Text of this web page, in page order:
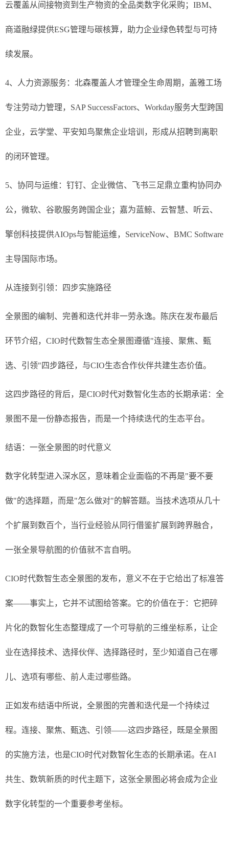
云覆盖从间接物资到生产物资的全品类数字化采购；IBM、
商道融绿提供ESG管理与碳核算，助力企业绿色转型与可持
续发展。
4、人力资源服务：北森覆盖人才管理全生命周期，盖雅工场
专注劳动力管理，SAP SuccessFactors、Workday服务大型跨国
企业，云学堂、平安知鸟聚焦企业培训，形成从招聘到离职
的闭环管理。
5、协同与运维：钉钉、企业微信、飞书三足鼎立重构协同办
公，微软、谷歌服务跨国企业；嘉为蓝鲸、云智慧、听云、
擎创科技提供AIOps与智能运维，ServiceNow、BMC Software
主导国际市场。
从连接到引领：四步实施路径
全景图的编制、完善和迭代并非一劳永逸。陈庆在发布最后
环节介绍，CIO时代数智生态全景图遵循"连接、聚焦、甄
选、引领"四步路径，与CIO生态合作伙伴共建生态价值。
这四步路径的背后，是CIO时代对数智化生态的长期承诺：全
景图不是一份静态报告，而是一个持续迭代的生态平台。
结语：一张全景图的时代意义
数字化转型进入深水区，意味着企业面临的不再是"要不要
做"的选择题，而是"怎么做对"的解答题。当技术选项从几十
个扩展到数百个，当行业经验从同行借鉴扩展到跨界融合，
一张全景导航图的价值就不言自明。
CIO时代数智生态全景图的发布，意义不在于它给出了标准答
案——事实上，它并不试图给答案。它的价值在于：它把碎
片化的数智化生态整理成了一个可导航的三维坐标系，让企
业在选择技术、选择伙伴、选择路径时，至少知道自己在哪
儿、选项有哪些、前人走过哪些路。
正如发布结语中所说，全景图的完善和迭代是一个持续过
程。连接、聚焦、甄选、引领——这四步路径，既是全景图
的实施方法，也是CIO时代对数智化生态的长期承诺。在AI
共生、数筑新质的时代主题下，这张全景图必将会成为企业
数字化转型的一个重要参考坐标。